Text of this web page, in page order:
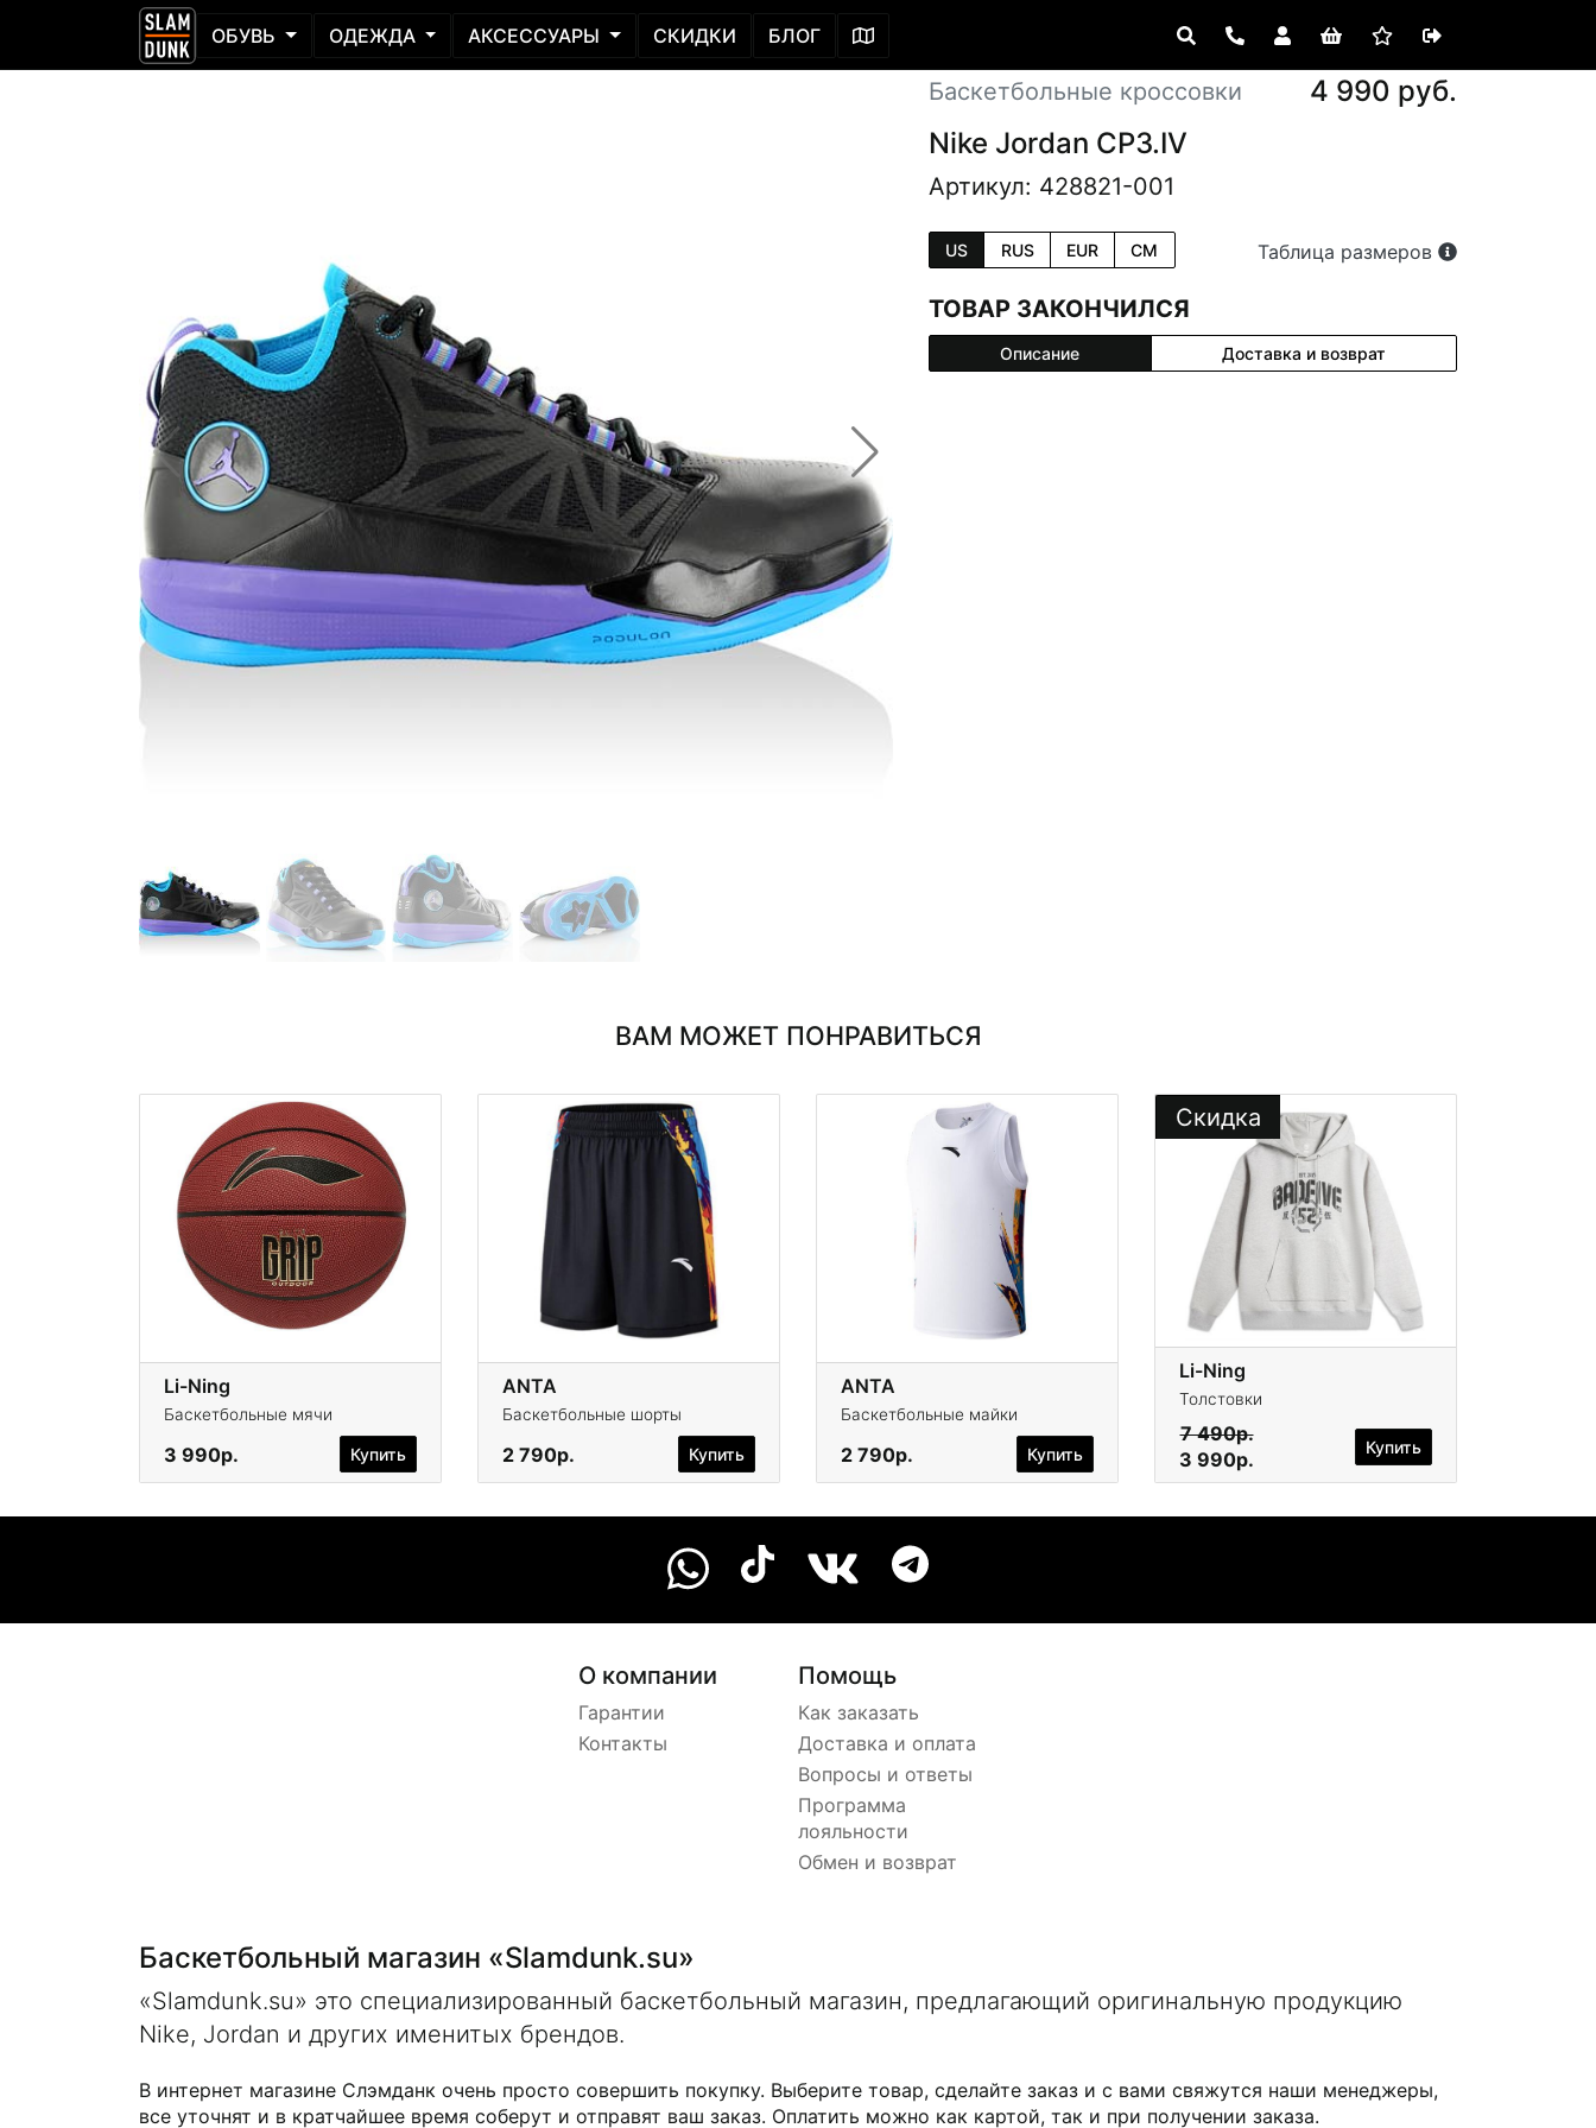
ОБУВЬ ОДЕЖДА АКСЕССУАРЫ СКИДКИ БЛОГ
Баскетбольные кроссовки
4 990 руб.
Nike Jordan CP3.IV
Артикул: 428821-001
US RUS EUR CM Таблица размеров
ТОВАР ЗАКОНЧИЛСЯ
Описание Доставка и возврат
ВАМ МОЖЕТ ПОНРАВИТЬСЯ
Li-Ning
Баскетбольные мячи
3 990р. Купить
ANTA
Баскетбольные шорты
2 790р. Купить
ANTA
Баскетбольные майки
2 790р. Купить
Скидка
Li-Ning
Толстовки
7 490р.
3 990р.
Купить
О компании
Гарантии
Контакты
Помощь
Как заказать
Доставка и оплата
Вопросы и ответы
Программа
лояльности
Обмен и возврат
Баскетбольный магазин «Slamdunk.su»
«Slamdunk.su» это специализированный баскетбольный магазин, предлагающий оригинальную продукцию
Nike, Jordan и других именитых брендов.
В интернет магазине Слэмданк очень просто совершить покупку. Выберите товар, сделайте заказ и с вами свяжутся наши менеджеры,
все уточнят и в кратчайшее время соберут и отправят ваш заказ. Оплатить можно как картой, так и при получении заказа.